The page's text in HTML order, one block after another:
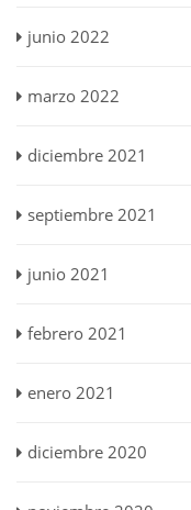
junio 2022
marzo 2022
diciembre 2021
septiembre 2021
junio 2021
febrero 2021
enero 2021
diciembre 2020